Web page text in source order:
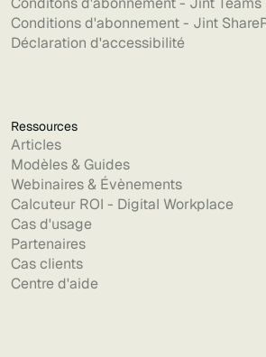
Conditions d'abonnement - Jint
Déclaration d'accessibilité
Ressources
Articles
Modèles & Guides
Webinaires & Évènements
Calcuteur ROI - Digital Workplace
Cas d'usage
Partenaires
Cas clients
Centre d'aide